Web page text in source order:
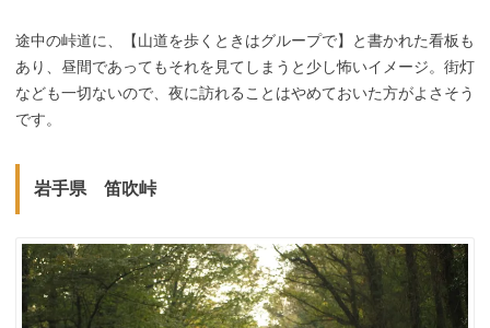
途中の峠道に、【山道を歩くときはグループで】と書かれた看板も
あり、昼間であってもそれを見てしまうと少し怖いイメージ。街灯
なども一切ないので、夜に訪れることはやめておいた方がよさそう
です。
岩手県 笛吹峠